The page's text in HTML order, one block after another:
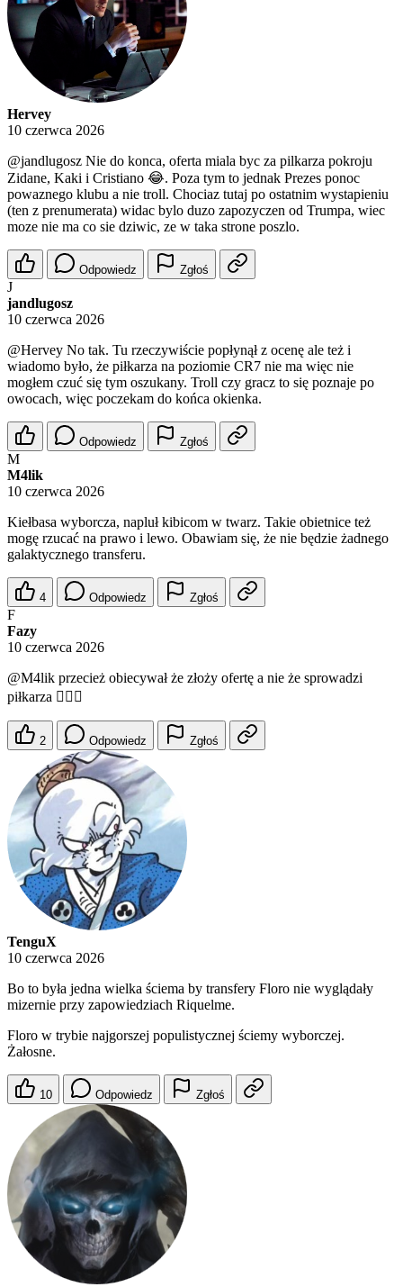
Hervey
10 czerwca 2026
@jandlugosz Nie do konca, oferta miala byc za pilkarza pokroju
Zidane, Kaki i Cristiano 😂. Poza tym to jednak Prezes ponoc
powaznego klubu a nie troll. Chociaz tutaj po ostatnim wystapieniu
(ten z prenumerata) widac bylo duzo zapozyczen od Trumpa, wiec
moze nie ma co sie dziwic, ze w taka strone poszlo.
Odpowiedz Zgłoś
J
jandlugosz
10 czerwca 2026
@Hervey No tak. Tu rzeczywiście popłynął z ocenę ale też i
wiadomo było, że piłkarza na poziomie CR7 nie ma więc nie
mogłem czuć się tym oszukany. Troll czy gracz to się poznaje po
owocach, więc poczekam do końca okienka.
Odpowiedz Zgłoś
M
M4lik
10 czerwca 2026
Kiełbasa wyborcza, napluł kibicom w twarz. Takie obietnice też
mogę rzucać na prawo i lewo. Obawiam się, że nie będzie żadnego
galaktycznego transferu.
4 Odpowiedz Zgłoś
F
Fazy
10 czerwca 2026
@M4lik przecież obiecywał że złoży ofertę a nie że sprowadzi
piłkarza 🤷🏼‍♂️
2 Odpowiedz Zgłoś
TenguX
10 czerwca 2026
Bo to była jedna wielka ściema by transfery Floro nie wyglądały
mizernie przy zapowiedziach Riquelme.
Floro w trybie najgorszej populistycznej ściemy wyborczej.
Żałosne.
10 Odpowiedz Zgłoś